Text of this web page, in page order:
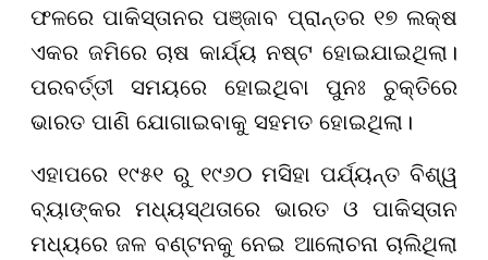
ଫଳରେ ପାକିସ୍ତାନର ପଞ୍ଜାବ ପ୍ରାନ୍ତର ୧୭ ଲକ୍ଷ
ଏକର ଜମିରେ ଚାଷ କାର୍ଯ୍ୟ ନଷ୍ଟ ହୋଇଯାଇଥିଲା।
ପରବର୍ତ୍ତୀ ସମୟରେ ହୋଇଥିବା ପୁନଃ ଚୁକ୍ତିରେ
ଭାରତ ପାଣି ଯୋଗାଇବାକୁ ସହମତ ହୋଇଥିଲା।
ଏହାପରେ ୧୯୫୧ ରୁ ୧୯୬୦ ମସିହା ପର୍ଯ୍ୟନ୍ତ ବିଶ୍ୱ
ବ୍ୟାଙ୍କର ମଧ୍ୟସ୍ଥତାରେ ଭାରତ ଓ ପାକିସ୍ତାନ
ମଧ୍ୟରେ ଜଳ ବଣ୍ଟନକୁ ନେଇ ଆଲୋଚନା ଚାଲିଥିଲା